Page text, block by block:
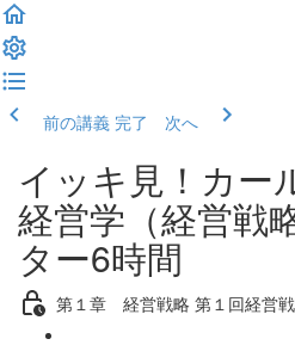
前の講義 完了 次へ
イッキ見！カー
経営学（経営戦
ター6時間
第１章 経営戦略 第１回経営